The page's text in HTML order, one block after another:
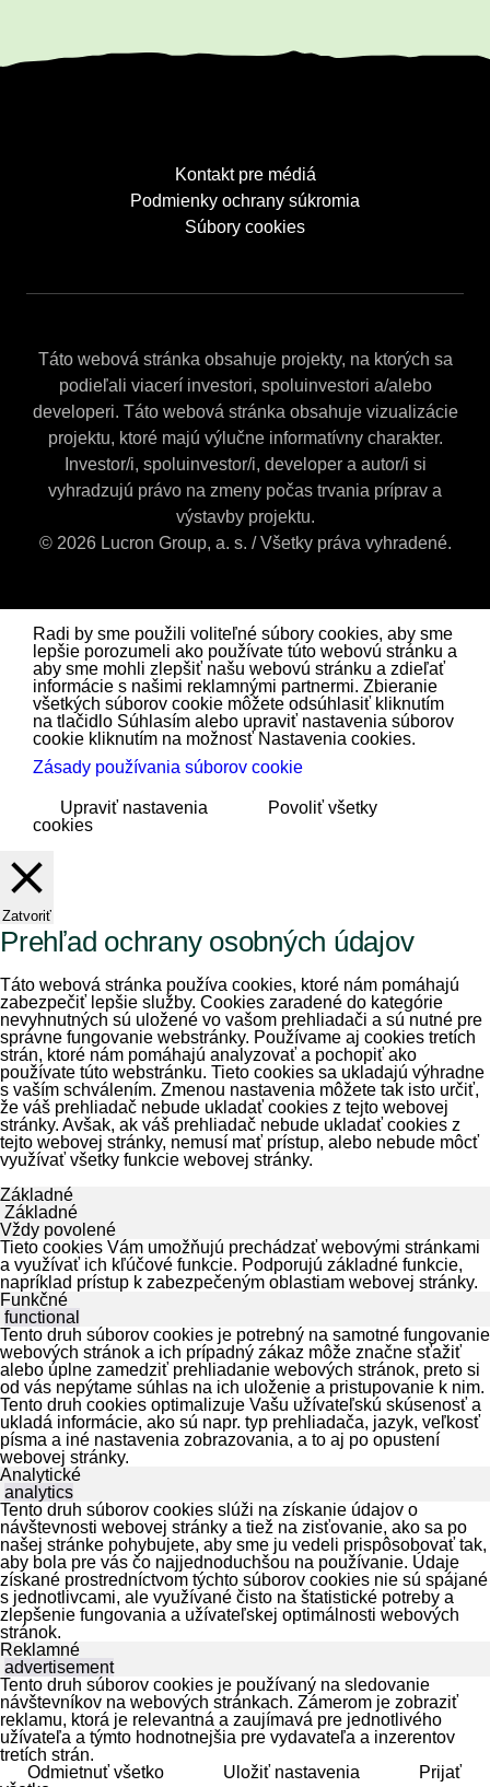
Kontakt pre médiá
Podmienky ochrany súkromia
Súbory cookies
Táto webová stránka obsahuje projekty, na ktorých sa
podieľali viacerí investori, spoluinvestori a/alebo
developeri. Táto webová stránka obsahuje vizualizácie
projektu, ktoré majú výlučne informatívny charakter.
Investor/i, spoluinvestor/i, developer a autor/i si
vyhradzujú právo na zmeny počas trvania príprav a
výstavby projektu.
© 2026 Lucron Group, a. s. / Všetky práva vyhradené.
Radi by sme použili voliteľné súbory cookies, aby sme
lepšie porozumeli ako používate túto webovú stránku a
aby sme mohli zlepšiť našu webovú stránku a zdieľať
informácie s našimi reklamnými partnermi. Zbieranie
všetkých súborov cookie môžete odsúhlasiť kliknutím
na tlačidlo Súhlasím alebo upraviť nastavenia súborov
cookie kliknutím na možnosť Nastavenia cookies.
Zásady používania súborov cookie
Upraviť nastavenia
Povoliť všetky
cookies
Zatvoriť
Prehľad ochrany osobných údajov
Táto webová stránka používa cookies, ktoré nám pomáhajú
zabezpečiť lepšie služby. Cookies zaradené do kategórie
nevyhnutných sú uložené vo vašom prehliadači a sú nutné pre
správne fungovanie webstránky. Používame aj cookies tretích
strán, ktoré nám pomáhajú analyzovať a pochopiť ako
používate túto webstránku. Tieto cookies sa ukladajú výhradne
s vaším schválením. Zmenou nastavenia môžete tak isto určiť,
že váš prehliadač nebude ukladať cookies z tejto webovej
stránky. Avšak, ak váš prehliadač nebude ukladať cookies z
tejto webovej stránky, nemusí mať prístup, alebo nebude môcť
využívať všetky funkcie webovej stránky.
Základné
Základné
Vždy povolené
Tieto cookies Vám umožňujú prechádzať webovými stránkami
a využívať ich kľúčové funkcie. Podporujú základné funkcie,
napríklad prístup k zabezpečeným oblastiam webovej stránky.
Funkčné
functional
Tento druh súborov cookies je potrebný na samotné fungovanie
webových stránok a ich prípadný zákaz môže značne sťažiť
alebo úplne zamedziť prehliadanie webových stránok, preto si
od vás nepýtame súhlas na ich uloženie a pristupovanie k nim.
Tento druh cookies optimalizuje Vašu užívateľskú skúsenosť a
ukladá informácie, ako sú napr. typ prehliadača, jazyk, veľkosť
písma a iné nastavenia zobrazovania, a to aj po opustení
webovej stránky.
Analytické
analytics
Tento druh súborov cookies slúži na získanie údajov o
návštevnosti webovej stránky a tiež na zisťovanie, ako sa po
našej stránke pohybujete, aby sme ju vedeli prispôsobovať tak,
aby bola pre vás čo najjednoduchšou na používanie. Údaje
získané prostredníctvom týchto súborov cookies nie sú spájané
s jednotlivcami, ale využívané čisto na štatistické potreby a
zlepšenie fungovania a užívateľskej optimálnosti webových
stránok.
Reklamné
advertisement
Tento druh súborov cookies je používaný na sledovanie
návštevníkov na webových stránkach. Zámerom je zobraziť
reklamu, ktorá je relevantná a zaujímavá pre jednotlivého
užívateľa a týmto hodnotnejšia pre vydavateľa a inzerentov
tretích strán.
Odmietnuť všetko
Uložiť nastavenia
Prijať